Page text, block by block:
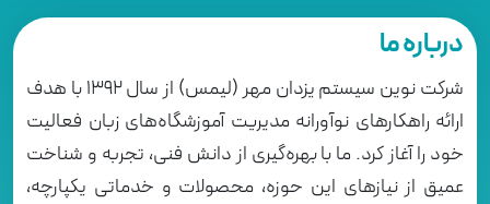
درباره ما
شرکت نوین سیستم یزدان مهر (لیمس) از سال 1392 با هدف
ارائه راهکارهای نوآورانه مدیریت آموزشگاه‌های زبان فعالیت
خود را آغاز کرد. ما با بهره‌گیری از دانش فنی، تجربه و شناخت
عمیق از نیازهای این حوزه، محصولات و خدماتی یکپارچه،